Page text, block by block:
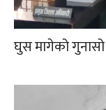
घुस मागेको